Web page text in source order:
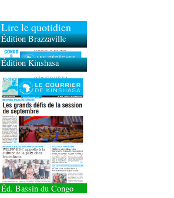
Lire le quotidien
Édition Brazzaville
Édition Kinshasa
Éd. Bassin du Congo